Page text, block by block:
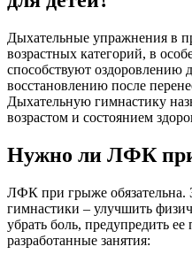
Дыхательные упражнения в
возрастных категорий, в
способствуют оздоровлению
восстановлению после
Дыхательную гимнастику
возрастом и состоянием
Нужно ли ЛФК
ЛФК при грыже обязательна.
гимнастики – улучшить
убрать боль, предупредить
разработанные занятия: